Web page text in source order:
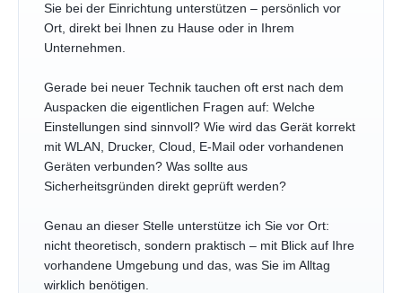
Sie bei der Einrichtung unterstützen – persönlich vor
Ort, direkt bei Ihnen zu Hause oder in Ihrem
Unternehmen.
Gerade bei neuer Technik tauchen oft erst nach dem
Auspacken die eigentlichen Fragen auf: Welche
Einstellungen sind sinnvoll? Wie wird das Gerät korrekt
mit WLAN, Drucker, Cloud, E-Mail oder vorhandenen
Geräten verbunden? Was sollte aus
Sicherheitsgründen direkt geprüft werden?
Genau an dieser Stelle unterstütze ich Sie vor Ort:
nicht theoretisch, sondern praktisch – mit Blick auf Ihre
vorhandene Umgebung und das, was Sie im Alltag
wirklich benötigen.